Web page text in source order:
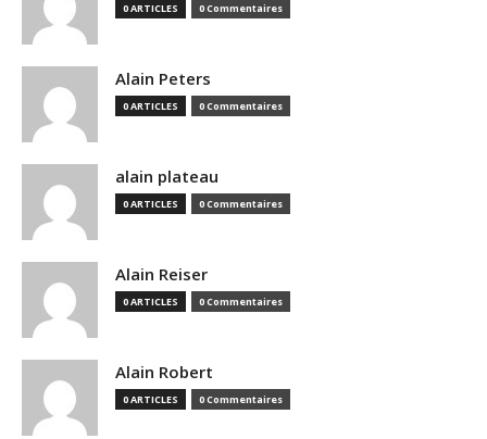
0 ARTICLES 0 Commentaires
Alain Peters
0 ARTICLES 0 Commentaires
alain plateau
0 ARTICLES 0 Commentaires
Alain Reiser
0 ARTICLES 0 Commentaires
Alain Robert
0 ARTICLES 0 Commentaires